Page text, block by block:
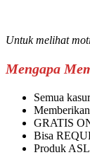
Untuk melihat
Mengapa
Semua
GRATIS
Bisa
Produk